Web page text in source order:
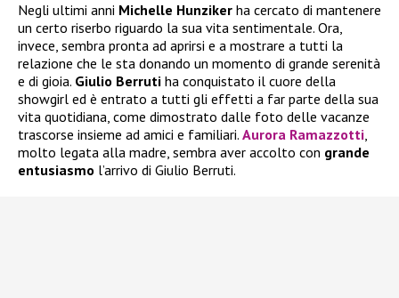
Negli ultimi anni Michelle Hunziker ha cercato di mantenere
un certo riserbo riguardo la sua vita sentimentale. Ora,
invece, sembra pronta ad aprirsi e a mostrare a tutti la
relazione che le sta donando un momento di grande serenità
e di gioia. Giulio Berruti ha conquistato il cuore della
showgirl ed è entrato a tutti gli effetti a far parte della sua
vita quotidiana, come dimostrato dalle foto delle vacanze
trascorse insieme ad amici e familiari. Aurora Ramazzotti,
molto legata alla madre, sembra aver accolto con grande
entusiasmo l’arrivo di Giulio Berruti.